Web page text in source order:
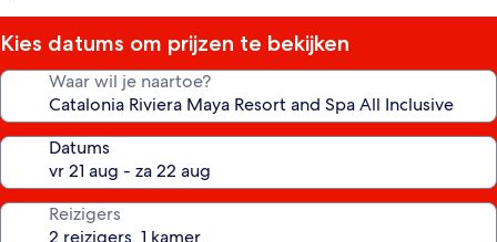
Kies datums om prijzen te bekijken
Waar wil je naartoe?
Datums
Reizigers